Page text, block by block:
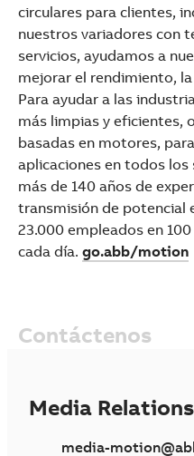
circulares para clientes,
nuestros variadores con
servicios, ayudamos a
mejorar el rendimiento,
Para ayudar a las
más limpias y eficientes,
basadas en motores,
aplicaciones en todos
más de 140 años de
transmisión de potencial
23.000 empleados en
cada día. go.abb/motion
Contáctenos
Media
media-